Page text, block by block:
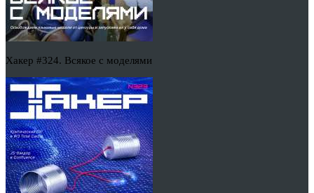
Хакер #324. Всякое с моделями